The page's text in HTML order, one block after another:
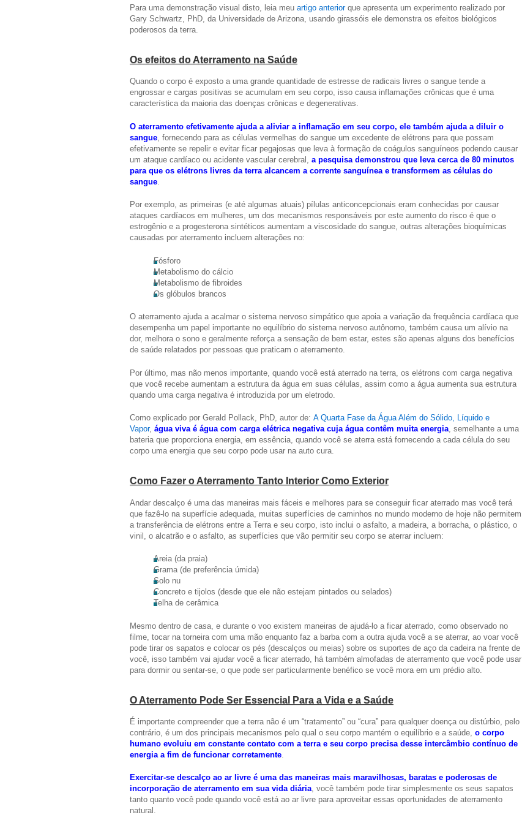
Para uma demonstração visual disto, leia meu artigo anteriorque apresenta um experimento realizado por
Gary Schwartz, PhD, da Universidade de Arizona, usando girassóis ele demonstra os efeitos biológicos
poderosos da terra.
Os efeitos do Aterramento na Saúde
Quando o corpo é exposto a uma grande quantidade de estresse de radicais livres o sangue tende a
engrossar e cargas positivas se acumulam em seu corpo, isso causa inflamações crônicas que é uma
característica da maioria das doenças crônicas e degenerativas.
O aterramento efetivamente ajuda a aliviar a inflamação em seu corpo, ele também ajuda a diluir o
sangue , fornecendo para as células vermelhas do sangue um excedente de elétrons para que possam
efetivamente se repelir e evitar ficar pegajosas que leva à formação de coágulos sanguíneos podendo causar
um ataque cardíaco ou acidente vascular cerebral, a pesquisa demonstrou que leva cerca de 80 minutos
para que os elétrons livres da terra alcancem a corrente sanguínea e transformem as células do
sangue
Por exemplo, as primeiras (e até algumas atuais) pílulas anticoncepcionais eram conhecidas por causar
ataques cardíacos em mulheres, um dos mecanismos responsáveis ​​por este aumento do risco é que o
estrogênio e a progesterona sintéticos aumentam a viscosidade do sangue, outras alterações bioquímicas
causadas por aterramento incluem alterações no:
Fósforo
Metabolismo do cálcio
Metabolismo de fibroides
Os glóbulos brancos
O aterramento ajuda a acalmar o sistema nervoso simpático que apoia a variação da frequência cardíaca que
desempenha um papel importante no equilíbrio do sistema nervoso autônomo, também causa um alívio na
dor, melhora o sono e geralmente reforça a sensação de bem estar, estes são apenas alguns dos benefícios
de saúde relatados por pessoas que praticam o aterramento.
Por último, mas não menos importante, quando você está aterrado na terra, os elétrons com carga negativa
que você recebe aumentam a estrutura da água em suas células, assim como a água aumenta sua estrutura
quando uma carga negativa é introduzida por um eletrodo.
Como explicado por Gerald Pollack, PhD, autor de: A Quarta Fase da Água Além do Sólido, Líquido e
Vapor, água viva é água com carga elétrica negativa cuja água contêm muita energia, semelhante a uma
bateria que proporciona energia, em essência, quando você se aterra está fornecendo a cada célula do seu
corpo uma energia que seu corpo pode usar na auto cura.
Como Fazer o Aterramento Tanto Interior Como Exterior
Andar descalço é uma das maneiras mais fáceis e melhores para se conseguir ficar aterrado mas você terá
que fazê-lo na superfície adequada, muitas superfícies de caminhos no mundo moderno de hoje não permitem
a transferência de elétrons entre a Terra e seu corpo, isto inclui o asfalto, a madeira, a borracha, o plástico, o
vinil, o alcatrão e o asfalto, as superfícies que vão permitir seu corpo se aterrar incluem:
Areia (da praia)
Grama (de preferência úmida)
Solo nu
Concreto e tijolos (desde que ele não estejam pintados ou selados)
Telha de cerâmica
Mesmo dentro de casa, e durante o voo existem maneiras de ajudá-lo a ficar aterrado, como observado no
filme, tocar na torneira com uma mão enquanto faz a barba com a outra ajuda você a se aterrar, ao voar você
pode tirar os sapatos e colocar os pés (descalços ou meias) sobre os suportes de aço da cadeira na frente de
você, isso também vai ajudar você a ficar aterrado, há também almofadas de aterramento que você pode usar
para dormir ou sentar-se, o que pode ser particularmente benéfico se você mora em um prédio alto.
O Aterramento Pode Ser Essencial Para a Vida e a Saúde
É importante compreender que a terra não é um “tratamento” ou “cura” para qualquer doença ou distúrbio, pelo
contrário, é um dos principais mecanismos pelo qual o seu corpo mantém o equilíbrio e a saúde, o corpo
humano evoluiu em constante contato com a terra e seu corpo precisa desse intercâmbio contínuo de
energia a fim de funcionar corretamente
Exercitar-se descalço ao ar livre é uma das maneiras mais maravilhosas, baratas e poderosas de
incorporação de aterramento em sua vida diária, você também pode tirar simplesmente os seus sapatos
tanto quanto você pode quando você está ao ar livre para aproveitar essas oportunidades de aterramento
natural.